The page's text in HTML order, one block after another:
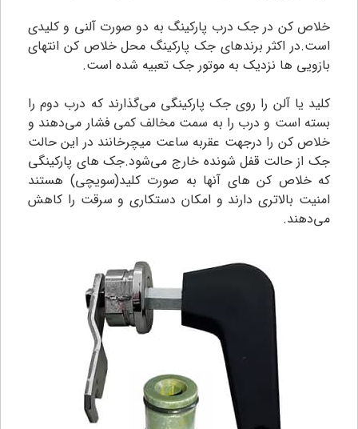
خلاص کن در جک درب پارکینگ به دو صورت آلنی و کلیدی
است.در اکثر برندهای جک پارکینگ محل خلاص کن انتهای
بازویی ها نزدیک به موتور جک تعبیه شده است.
کلید یا آلن را روی جک پارکینگی می‌گذارند که درب دوم را
بسته است و درب را به سمت مخالف کمی فشار می‌دهند و
خلاص کن را درجهت عقربه ساعت میچرخانند در این حالت
جک از حالت قفل شونده خارج می‌شود.جک های پارکینگی
که خلاص کن های آنها به صورت کلید(سویچی) هستند
امنیت بالاتری دارند و امکان دستکاری و سرقت را کاهش
می‌دهند.